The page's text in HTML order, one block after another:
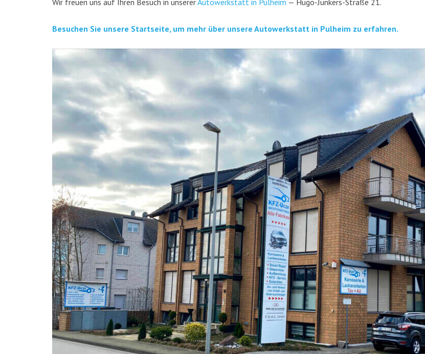
Wir freu­en uns auf Ihren Besuch in unse­rerAuto­werk­statt in Pul­heim — Hugo-Jun­kers-Stra­ße 21.
Besu­chen Sie unse­re Start­sei­te, um mehr über unse­re Auto­werk­statt in Pul­heim zu erfahren.